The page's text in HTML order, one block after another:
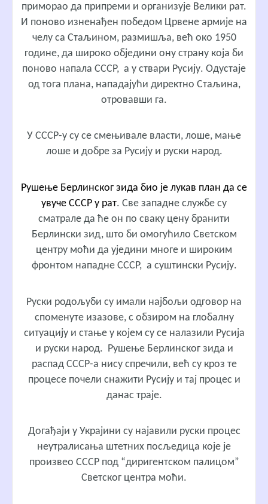
приморао да припреми и организује Велики рат.
И поново изненађен победом Црвене армије на
челу са Стаљином, размишља, већ око 1950
године, да широко обједини ону страну која би
поново напала СССР, а у ствари Русију. Одустаје
од тога плана, нападајући директно Стаљина,
отровавши га.
У СССР-у су се смењивале власти, лоше, мање
лоше и добре за Русију и руски народ.
Рушење Берлинског зида био је лукав план да се
увуче СССР у рат. Све западне службе су
сматрале да ће он по сваку цену бранити
Берлински зид, што би омогућило Светском
центру моћи да уједини многе и широким
фронтом нападне СССР, а суштински Русију.
Руски родољуби су имали најбољи одговор на
споменуте изазове, с обзиром на глобалну
ситуацију и стање у којем су се налазили Русија
и руски народ. Рушење Берлинског зида и
распад СССР-а нису спречили, већ су кроз те
процесе почели снажити Русију и тај процес и
данас траје.
Догађаји у Украјини су најавили руски процес
неутралисања штетних посљедица које је
произвео СССР под “диригентском палицом”
Светског центра моћи.